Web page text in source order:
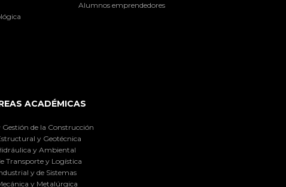
Alumnos emprendedores
ACADÉMICAS
de la Construcción
y Geotécnica
y Ambiental
Transporte y Logística
y de Sistemas
y Metalúrgica